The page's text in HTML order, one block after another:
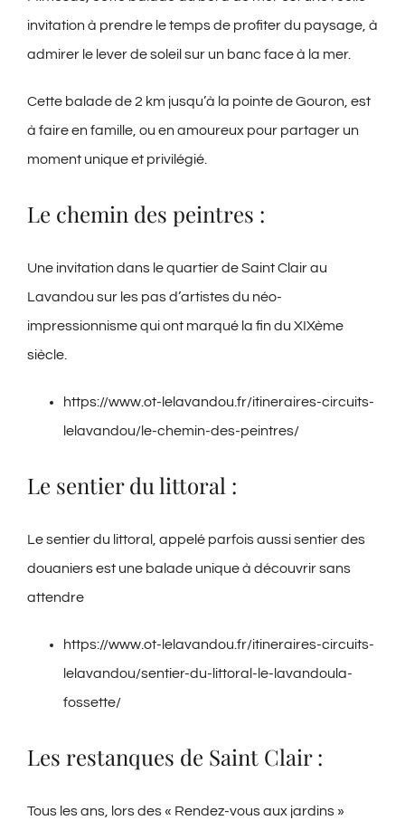
invitation à prendre le temps de profiter du paysage, à
admirer le lever de soleil sur un banc face à la mer.
Cette balade de 2 km jusqu’à la pointe de Gouron, est
à faire en famille, ou en amoureux pour partager un
moment unique et privilégié.
Le chemin des peintres :
Une invitation dans le quartier de Saint Clair au
Lavandou sur les pas d’artistes du néo-
impressionnisme qui ont marqué la fin du XIXème
siècle.
https://www.ot-lelavandou.fr/itineraires-circuits-
lelavandou/le-chemin-des-peintres/
Le sentier du littoral :
Le sentier du littoral, appelé parfois aussi sentier des
douaniers est une balade unique à découvrir sans
attendre
https://www.ot-lelavandou.fr/itineraires-circuits-
lelavandou/sentier-du-littoral-le-lavandoula-
fossette/
Les restanques de Saint Clair :
Tous les ans, lors des « Rendez-vous aux jardins »